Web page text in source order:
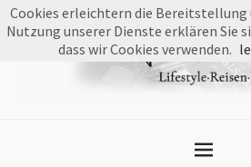
Cookies erleichtern die Bereitstellung
Nutzung unserer Dienste erklären Sie
dass wir Cookies verwenden.